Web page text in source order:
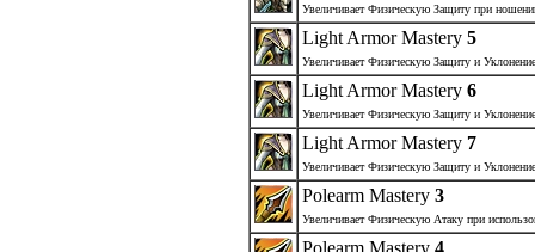
Увеличивает Физическую Защиту при
Light Armor Mastery 5
Увеличивает Физическую Защиту и
Light Armor Mastery 6
Увеличивает Физическую Защиту и
Light Armor Mastery 7
Увеличивает Физическую Защиту и
Polearm Mastery 3
Увеличивает Физическую Атаку при